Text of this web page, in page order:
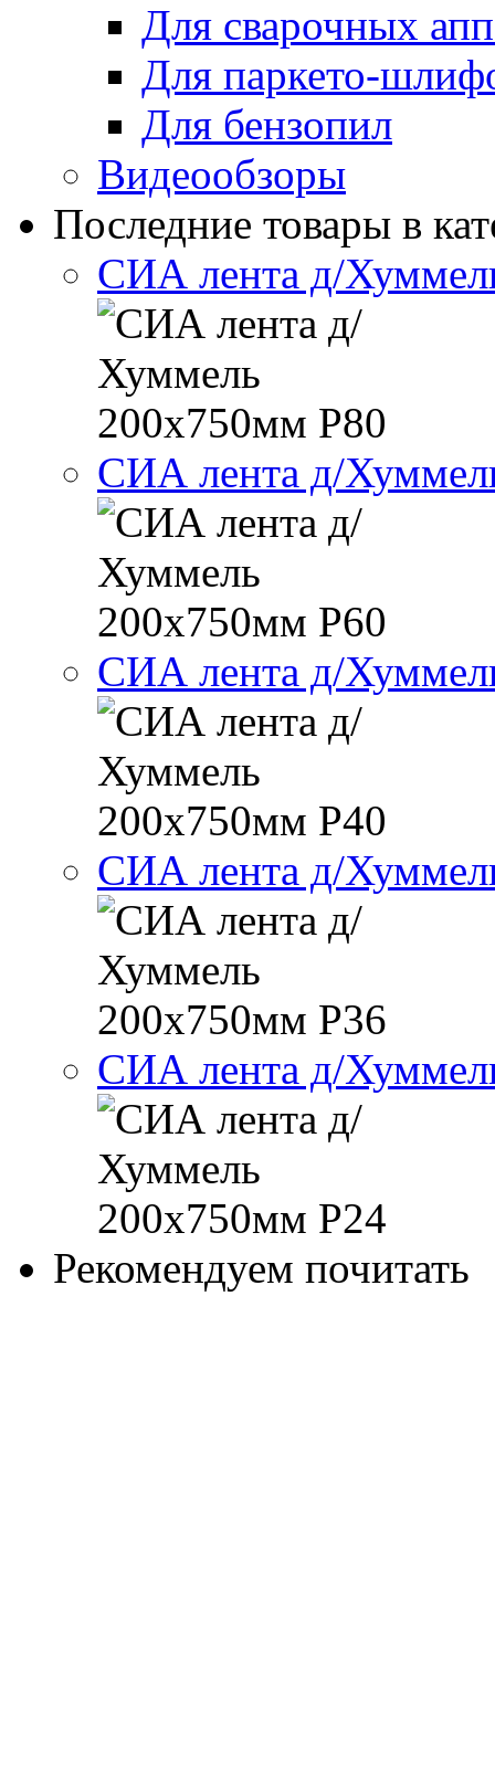
Для сварочных
Для паркето-
Для бензопил
Видеообзоры
Последние товары в
СИА лента д/
СИА лента д/
СИА лента д/
СИА лента д/
СИА лента д/
Рекомендуем почитать